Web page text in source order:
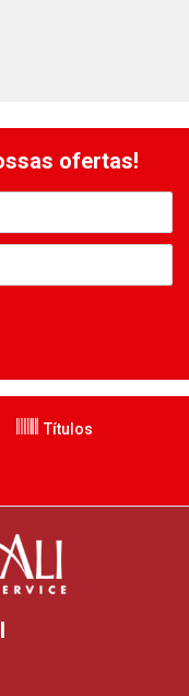
ofertas!
Títulos